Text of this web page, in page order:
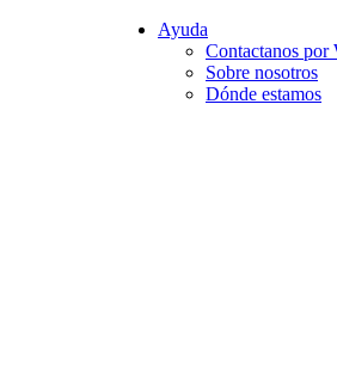
Ayuda
Contactanos por
Sobre nosotros
Dónde estamos